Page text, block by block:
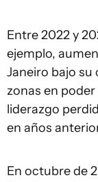
Entre 2022 y
ejemplo,
Janeiro bajo su
zonas en
liderazgo
en años
En octubre de